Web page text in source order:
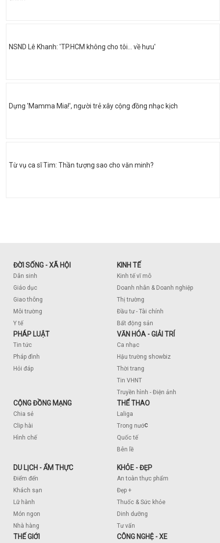
NSND Lê Khanh: 'TP.HCM không cho tôi… về hưu'
Dựng 'Mamma Mia!', người trẻ xây cộng đồng nhạc kịch
Từ vụ ca sĩ Tim: Thần tượng sao cho văn minh?
ĐỜI SỐNG - XÃ HỘI
Dân sinh
Giáo dục
Giao thông
Môi trường
Y tế
KINH TẾ
Kinh tế vĩ mô
Doanh nhân & Doanh nghiệp
Thị trường
Đầu tư - Tài chính
Bất động sản
PHÁP LUẬT
Tin tức
Pháp đình
Hỏi đáp
VĂN HÓA - GIẢI TRÍ
Ca nhạc
Hậu trường showbiz
Thời trang
Tin VHNT
Truyền hình - Điện ảnh
CỘNG ĐỒNG MẠNG
Chia sẻ
Clip hài
Hình chế
THỂ THAO
Laliga
Trong nước
Quốc tế
Bên lề
DU LỊCH - ẨM THỰC
Điểm đến
Khách sạn
Lữ hành
Món ngon
Nhà hàng
KHỎE - ĐẸP
An toàn thực phẩm
Đẹp +
Thuốc & Sức khỏe
Dinh dưỡng
Tư vấn
THẾ GIỚI CÔNG NGHỆ - XE